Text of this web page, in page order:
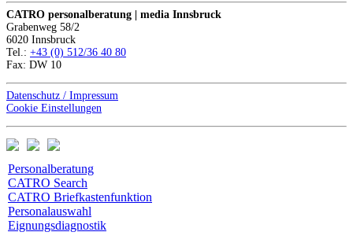
CATRO personalberatung | media Innsbruck
Grabenweg 58/2
6020 Innsbruck
Tel.: +43 (0) 512/36 40 80
Fax: DW 10
Datenschutz / Impressum
Cookie Einstellungen
Personalberatung
CATRO Search
CATRO Briefkastenfunktion
Personalauswahl
Eignungsdiagnostik